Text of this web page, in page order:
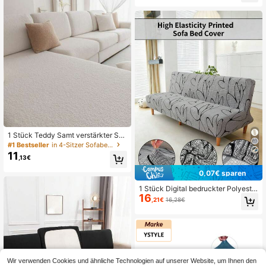
1 Stück Teddy Samt verstärkter Sto
ff rutschfester elastischer Sofakisse
nbezug, Sofastaubschutz, Haustier
schmutzabweisend, wasserdicht, st
für Einzelsitz, Doppelsitz, Dreisitz,
Viersitz, für Frühling, Sommer, Herb
st, Winter, ganzjährig
#1 Bestseller in 4-Sitzer Sofabezüge
11 ,13€
31 übrig
4
0,07€ sparen
1 Stück Digital bedruckter Polyeste
r Sofabezug mit hoher Elastizität oh
ne Armlehnen, staubdicht und schm
t für Wohnzimmer und Schlafzimme
r, ganzjährig verwendbar
16 ,21€ 16,28€
Wir verwenden Cookies und ähnliche Technologien auf unserer Website, um Ihnen den